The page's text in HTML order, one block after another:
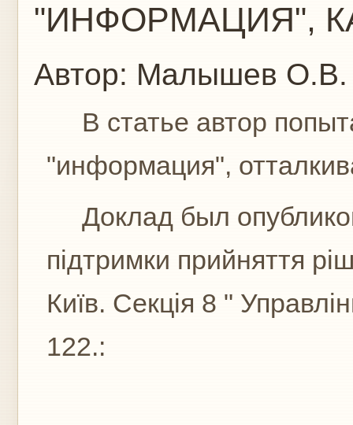
"ИНФОРМАЦИЯ",
Автор: Малышев О.В.
В статье автор
"информация",
Доклад был
підтримки прийняття
Київ. Секція 8 "
122.: